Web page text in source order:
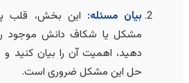
بیان مسئله:این بخش، قلب
مشکل یا شکاف دانش موجود را
دهید، اهمیت آن را بیان کنید و
حل این مشکل ضروری است.